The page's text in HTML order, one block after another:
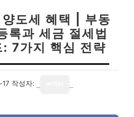
도세 혜택 | 부동
록과 세금 절세법
: 7가지 핵심 전략
작성자: